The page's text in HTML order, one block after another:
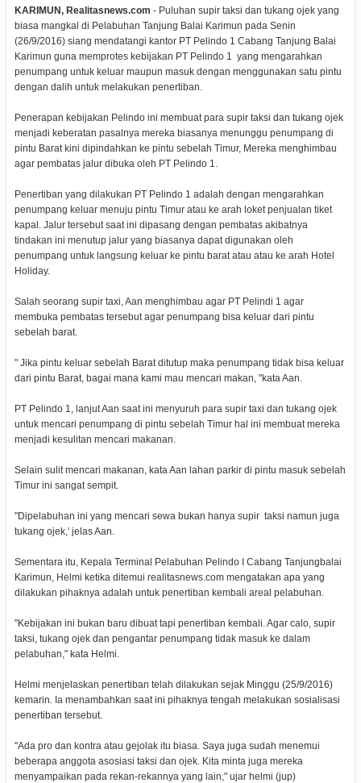
KARIMUN, Realitasnews.com - Puluhan supir taksi dan tukang ojek yang
biasa mangkal di Pelabuhan Tanjung Balai Karimun pada Senin
(26/9/2016) siang mendatangi kantor PT Pelindo 1 Cabang Tanjung Balai
Karimun guna memprotes kebijakan PT Pelindo 1 yang mengarahkan
penumpang untuk keluar maupun masuk dengan menggunakan satu pintu
dengan dalih untuk melakukan penertiban.
Penerapan kebijakan Pelindo ini membuat para supir taksi dan tukang ojek
menjadi keberatan pasalnya mereka biasanya menunggu penumpang di
pintu Barat kini dipindahkan ke pintu sebelah Timur, Mereka menghimbau
agar pembatas jalur dibuka oleh PT Pelindo 1.
Penertiban yang dilakukan PT Pelindo 1 adalah dengan mengarahkan
penumpang keluar menuju pintu Timur atau ke arah loket penjualan tiket
kapal. Jalur tersebut saat ini dipasang dengan pembatas akibatnya
tindakan ini menutup jalur yang biasanya dapat digunakan oleh
penumpang untuk langsung keluar ke pintu barat atau atau ke arah Hotel
Holiday.
Salah seorang supir taxi, Aan menghimbau agar PT Pelindi 1 agar
membuka pembatas tersebut agar penumpang bisa keluar dari pintu
sebelah barat.
" Jika pintu keluar sebelah Barat ditutup maka penumpang tidak bisa keluar
dari pintu Barat, bagai mana kami mau mencari makan, "kata Aan.
PT Pelindo 1, lanjut Aan saat ini menyuruh para supir taxi dan tukang ojek
untuk mencari penumpang di pintu sebelah Timur hal ini membuat mereka
menjadi kesulitan mencari makanan.
Selain sulit mencari makanan, kata Aan lahan parkir di pintu masuk sebelah
Timur ini sangat sempit.
"Dipelabuhan ini yang mencari sewa bukan hanya supir taksi namun juga
tukang ojek,' jelas Aan.
Sementara itu, Kepala Terminal Pelabuhan Pelindo I Cabang Tanjungbalai
Karimun, Helmi ketika ditemui realitasnews.com mengatakan apa yang
dilakukan pihaknya adalah untuk penertiban kembali areal pelabuhan.
"Kebijakan ini bukan baru dibuat tapi penertiban kembali. Agar calo, supir
taksi, tukang ojek dan pengantar penumpang tidak masuk ke dalam
pelabuhan," kata Helmi.
Helmi menjelaskan penertiban telah dilakukan sejak Minggu (25/9/2016)
kemarin. Ia menambahkan saat ini pihaknya tengah melakukan sosialisasi
penertiban tersebut.
"Ada pro dan kontra atau gejolak itu biasa. Saya juga sudah menemui
beberapa anggota asosiasi taksi dan ojek. Kita minta juga mereka
menyampaikan pada rekan-rekannya yang lain," ujar helmi (jup)